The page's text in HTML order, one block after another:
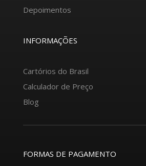
Depoimentos
INFORMAÇÕES
Cartórios do Brasil
Calculador de Preço
Blog
FORMAS DE PAGAMENTO